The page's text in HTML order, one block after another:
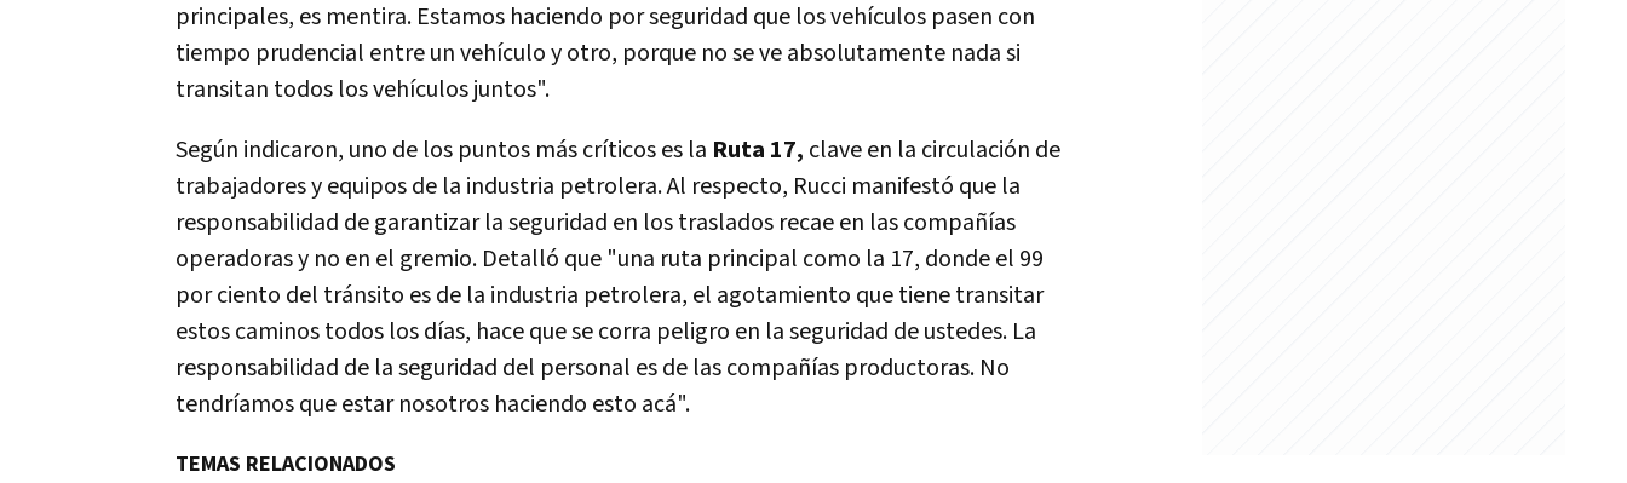
principales, es mentira. Estamos haciendo por seguridad que los vehículos pasen con
tiempo prudencial entre un vehículo y otro, porque no se ve absolutamente nada si
transitan todos los vehículos juntos".
Según indicaron, uno de los puntos más críticos es la Ruta 17, clave en la circulación de
trabajadores y equipos de la industria petrolera. Al respecto, Rucci manifestó que la
responsabilidad de garantizar la seguridad en los traslados recae en las compañías
operadoras y no en el gremio. Detalló que "una ruta principal como la 17, donde el 99
por ciento del tránsito es de la industria petrolera, el agotamiento que tiene transitar
estos caminos todos los días, hace que se corra peligro en la seguridad de ustedes. La
responsabilidad de la seguridad del personal es de las compañías productoras. No
tendríamos que estar nosotros haciendo esto acá".
TEMAS RELACIONADOS